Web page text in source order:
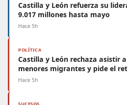
Castilla y León refuerza su
9.017 millones hasta mayo
Hace 5h
POLÍTICA
Castilla y León rechaza asistir
menores migrantes y pide el
Hace 5h